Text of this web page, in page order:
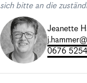
sich bitte an die
Jeanette
0676